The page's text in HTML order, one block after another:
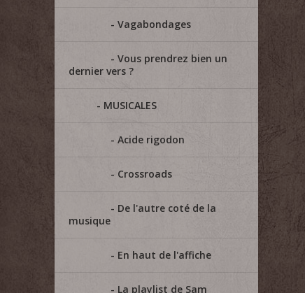
Vagabondages
Vous prendrez bien un
dernier vers ?
MUSICALES
Acide rigodon
Crossroads
De l'autre coté de la
musique
En haut de l'affiche
La playlist de Sam